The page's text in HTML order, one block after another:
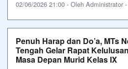
02/06/2026 21:00 - Oleh Administrator
Penuh Harap dan Do’a, MTs
Tengah Gelar Rapat
Masa Depan Murid Kelas IX